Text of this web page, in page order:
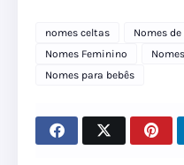
nomes celtas Nomes
Nomes Feminino
Nomes para bebês